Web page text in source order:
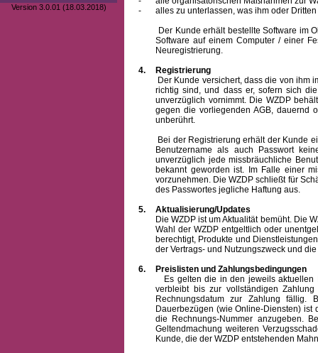
Version 3.0.01 (18.03.2018)
-
alles zu unterlassen, was ihm oder
Der Kunde erhält bestellte Software im
Software auf einem Computer / einer
Neuregistrierung.
4.
Registrierung
Der Kunde versichert, dass die von ihm
richtig sind, und dass er, sofern sich
unverzüglich vornimmt. Die WZDP
gegen die vorliegenden AGB, dauernd
unberührt.
Bei der Registrierung erhält der Kunde
Benutzernameals auch Passwort
unverzüglich jede missbräuchliche
bekannt geworden ist. Im Falle einer
vorzunehmen. Die WZDP schließt für
des Passwortes jegliche Haftung aus.
5.
Aktualisierung/Updates
Die WZDP ist um Aktualität bemüht. Die
Wahl der WZDP entgeltlich oder
berechtigt, Produkte und
der Vertrags- und Nutzungszweck und
6.
Preislisten und Zahlungsbedingungen
Es gelten die in den jeweils aktuellen
verbleibt bis zur vollständigen
Rechnungsdatum zur Zahlung fällig.
Dauerbezügen (wie Online-Diensten)
die Rechnungs-Nummer anzugeben.
Geltendmachung weiteren
Kunde, die der WZDP entstehenden